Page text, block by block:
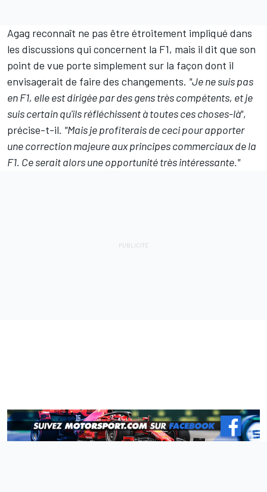
Agag reconnaît ne pas être étroitement impliqué dans
les discussions qui concernent la F1, mais il dit que son
point de vue porte simplement sur la façon dont il
envisagerait de faire des changements. "Je ne suis pas
en F1, elle est dirigée par des gens très compétents, et je
suis certain qu'ils réfléchissent à toutes ces choses-là",
précise-t-il. "Mais je profiterais de ceci pour apporter
une correction majeure aux principes commerciaux de la
F1. Ce serait alors une opportunité très intéressante."